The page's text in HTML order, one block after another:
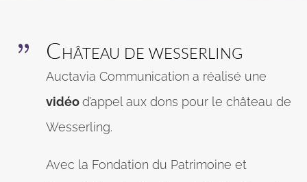
{ Château de wesserling
Auctavia Communication a réalisé une
vidéod’appel aux dons pour le château de
Wesserling.
Avec la Fondation du Patrimoine et